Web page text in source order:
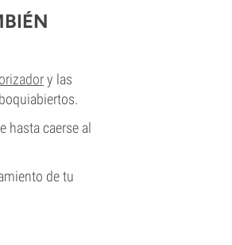
y las
hasta caerse al
de tu